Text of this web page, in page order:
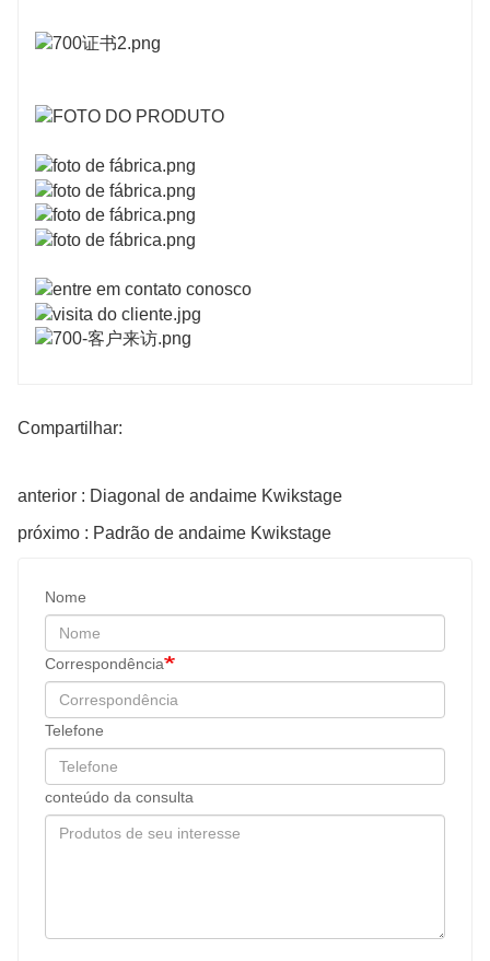
Compartilhar:
anterior : Diagonal de andaime Kwikstage
próximo : Padrão de andaime Kwikstage
Nome
Correspondência
Telefone
conteúdo da consulta